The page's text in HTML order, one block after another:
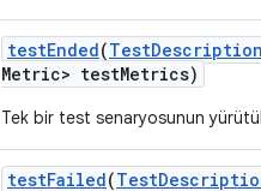
testEnded(TestDescription
Metric> testMetrics)
Tek bir test senaryosunun
testFailed(Test